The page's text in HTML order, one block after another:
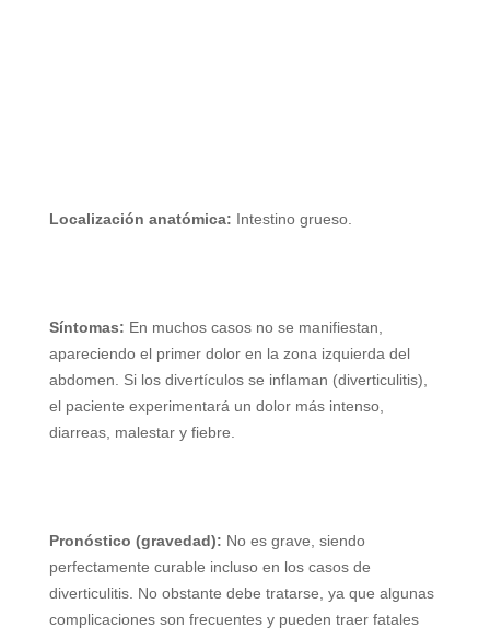
Localización anatómica: Intestino grueso.
Síntomas: En muchos casos no se manifiestan,
apareciendo el primer dolor en la zona izquierda del
abdomen. Si los divertículos se inflaman (diverticulitis),
el paciente experimentará un dolor más intenso,
diarreas, malestar y fiebre.
Pronóstico (gravedad): No es grave, siendo
perfectamente curable incluso en los casos de
diverticulitis. No obstante debe tratarse, ya que algunas
complicaciones son frecuentes y pueden traer fatales